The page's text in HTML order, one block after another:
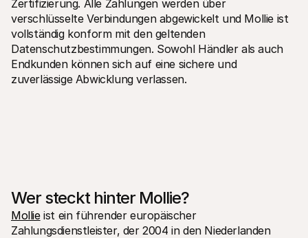
Zertifizierung. Alle Zahlungen werden über
verschlüsselte Verbindungen abgewickelt und Mollie ist
vollständig konform mit den geltenden
Datenschutzbestimmungen. Sowohl Händler als auch
Endkunden können sich auf eine sichere und
zuverlässige Abwicklung verlassen.
Wer steckt hinter Mollie?
Mollie ist ein führender europäischer
Zahlungsdienstleister, der 2004 in den Niederlanden